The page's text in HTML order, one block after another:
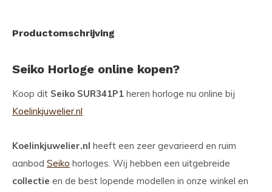
Productomschrijving
Seiko Horloge online kopen?
Koop dit Seiko SUR341P1 heren horloge nu online bij
Koelinkjuwelier.nl
Koelinkjuwelier.nl heeft een zeer gevarieerd en ruim
aanbod Seiko horloges. Wij hebben een uitgebreide
collectie en de best lopende modellen in onze winkel en